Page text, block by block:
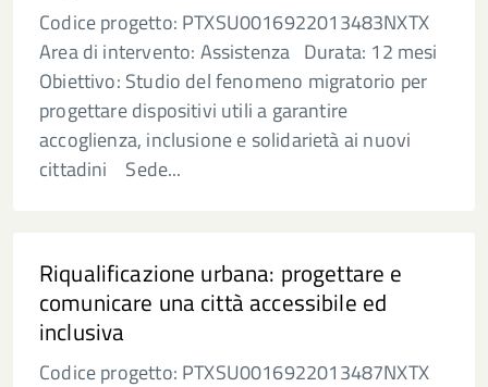
Codice progetto: PTXSU0016922013483NXTX
Area di intervento: Assistenza Durata: 12 mesi
Obiettivo: Studio del fenomeno migratorio per
progettare dispositivi utili a garantire
accoglienza, inclusione e solidarietà ai nuovi
cittadini Sede...
Riqualificazione urbana: progettare e
comunicare una città accessibile ed
inclusiva
Codice progetto: PTXSU0016922013487NXTX